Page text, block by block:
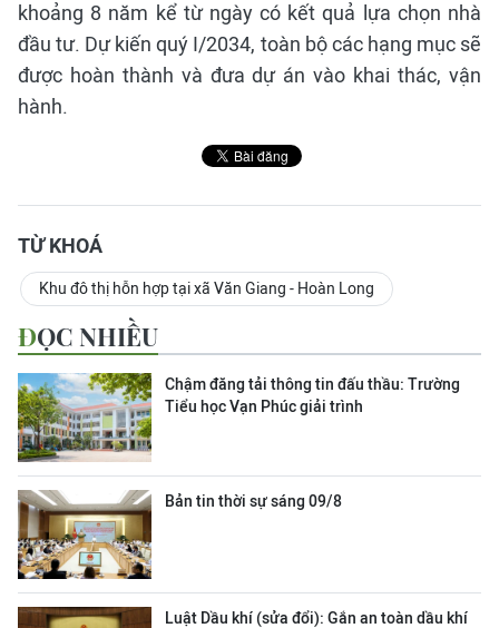
khoảng 8 năm kể từ ngày có kết quả lựa chọn nhà
đầu tư. Dự kiến quý I/2034, toàn bộ các hạng mục sẽ
được hoàn thành và đưa dự án vào khai thác, vận
hành.
TỪ KHOÁ
Khu đô thị hỗn hợp tại xã Văn Giang - Hoàn Long
ĐỌC NHIỀU
Chậm đăng tải thông tin đấu thầu: Trường
Tiểu học Vạn Phúc giải trình
Bản tin thời sự sáng 09/8
Luật Dầu khí (sửa đổi): Gắn an toàn dầu khí